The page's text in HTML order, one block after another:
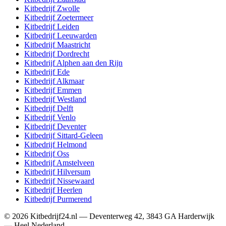
Kitbedrijf Zwolle
Kitbedrijf Zoetermeer
KitbedrijfLeiden
KitbedrijfLeeuwarden
KitbedrijfMaastricht
KitbedrijfDordrecht
KitbedrijfAlphen aan den Rijn
KitbedrijfEde
KitbedrijfAlkmaar
KitbedrijfEmmen
KitbedrijfWestland
KitbedrijfDelft
KitbedrijfVenlo
KitbedrijfDeventer
Kitbedrijf Sittard-Geleen
KitbedrijfHelmond
KitbedrijfOss
KitbedrijfAmstelveen
KitbedrijfHilversum
KitbedrijfNissewaard
KitbedrijfHeerlen
KitbedrijfPurmerend
© 2026 Kitbedrijf24.nl — Deventerweg 42, 3843 GA Harderwijk